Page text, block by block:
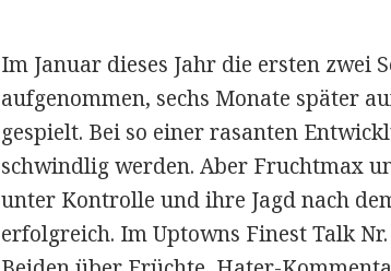
Im Januar dieses Jahr die ersten zwei
aufgenommen, sechs Monate später
gespielt. Bei so einer rasanten
schwindlig werden. Aber Fruchtmax
unter Kontrolle und ihre Jagd nach
erfolgreich. Im Uptowns Finest Talk